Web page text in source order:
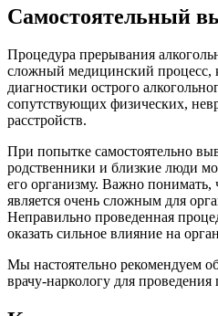
Самостоятельный
Процедура прерывания
сложный медицинский процесс,
диагностики острого
сопутствующих физических,
расстройств.
При попытке самостоятельно
родственники и близкие люди
его организму. Важно понимать,
является очень сложным для
Неправильно проведенная
оказать сильное влияние на
Мы настоятельно рекомендуем
врачу-наркологу для